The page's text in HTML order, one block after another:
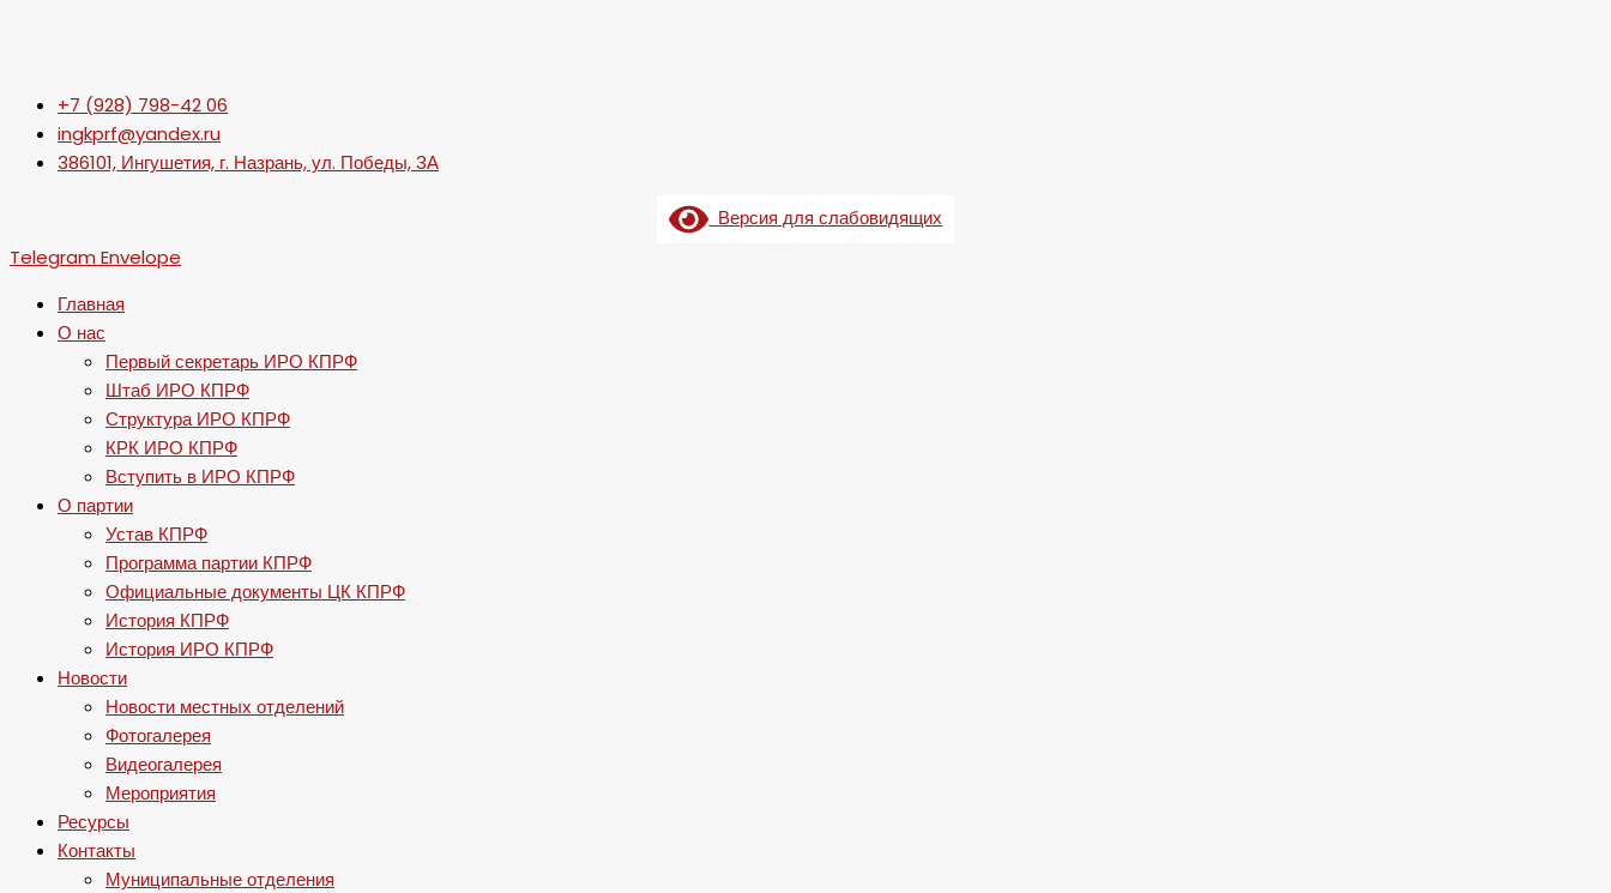
+7 (928) 798-42 06
ingkprf@yandex.ru
386101, Ингушетия, г. Назрань, ул. Победы, 3А
Версия для слабовидящих
Telegram Envelope
Главная
О нас
Первый секретарь ИРО КПРФ
Штаб ИРО КПРФ
Структура ИРО КПРФ
КРК ИРО КПРФ
Вступить в ИРО КПРФ
О партии
Устав КПРФ
Программа партии КПРФ
Официальные документы ЦК КПРФ
История КПРФ
История ИРО КПРФ
Новости
Новости местных отделений
Фотогалерея
Видеогалерея
Мероприятия
Ресурсы
Контакты
Муниципальные отделения